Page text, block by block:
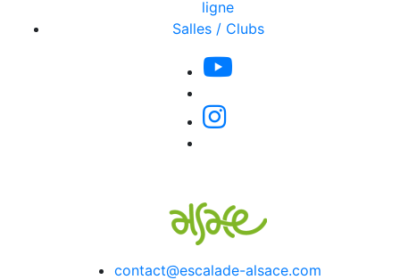
ligne
Salles / Clubs
contact@escalade-alsace.com